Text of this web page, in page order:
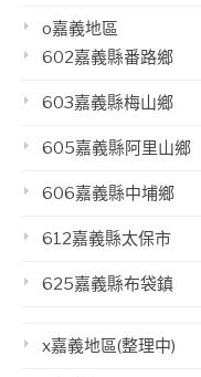
o嘉義地區
602嘉義縣番路鄉
603嘉義縣梅山鄉
605嘉義縣阿里山鄉
606嘉義縣中埔鄉
612嘉義縣太保市
625嘉義縣布袋鎮
x嘉義地區(整理中)